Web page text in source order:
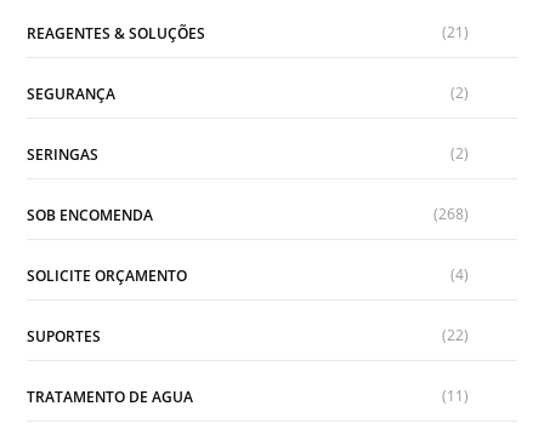
REAGENTES & SOLUÇÕES (21)
SEGURANÇA (2)
SERINGAS (2)
SOB ENCOMENDA (268)
SOLICITE ORÇAMENTO (4)
SUPORTES (22)
TRATAMENTO DE AGUA (11)